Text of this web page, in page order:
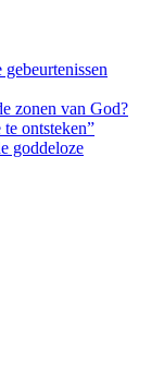
zonen van God?
ontsteken”
goddeloze